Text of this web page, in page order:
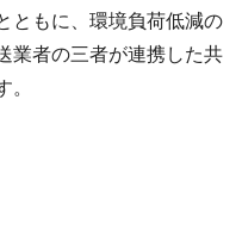
ともに、環境負荷低減の
業者の三者が連携した共
。